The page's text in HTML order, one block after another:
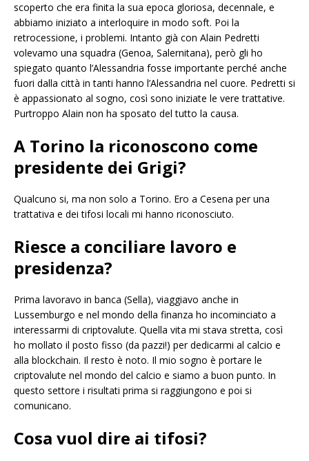
scoperto che era finita la sua epoca gloriosa, decennale, e
abbiamo iniziato a interloquire in modo soft. Poi la
retrocessione, i problemi. Intanto già con Alain Pedretti
volevamo una squadra (Genoa, Salernitana), però gli ho
spiegato quanto l’Alessandria fosse importante perché anche
fuori dalla città in tanti hanno l’Alessandria nel cuore. Pedretti si
è appassionato al sogno, così sono iniziate le vere trattative.
Purtroppo Alain non ha sposato del tutto la causa.
A Torino la riconoscono come
presidente dei Grigi?
Qualcuno si, ma non solo a Torino. Ero a Cesena per una
trattativa e dei tifosi locali mi hanno riconosciuto.
Riesce a conciliare lavoro e
presidenza?
Prima lavoravo in banca (Sella), viaggiavo anche in
Lussemburgo e nel mondo della finanza ho incominciato a
interessarmi di criptovalute. Quella vita mi stava stretta, così
ho mollato il posto fisso (da pazzi!) per dedicarmi al calcio e
alla blockchain. Il resto è noto. Il mio sogno è portare le
criptovalute nel mondo del calcio e siamo a buon punto. In
questo settore i risultati prima si raggiungono e poi si
comunicano.
Cosa vuol dire ai tifosi?